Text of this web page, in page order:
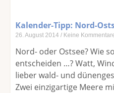
Kalender-Tipp: Nord-
26. August 2014 Keine
Nord- oder Ostsee? Wie
entscheiden …? Watt,
lieber wald- und
Zwei einzigartige Meere